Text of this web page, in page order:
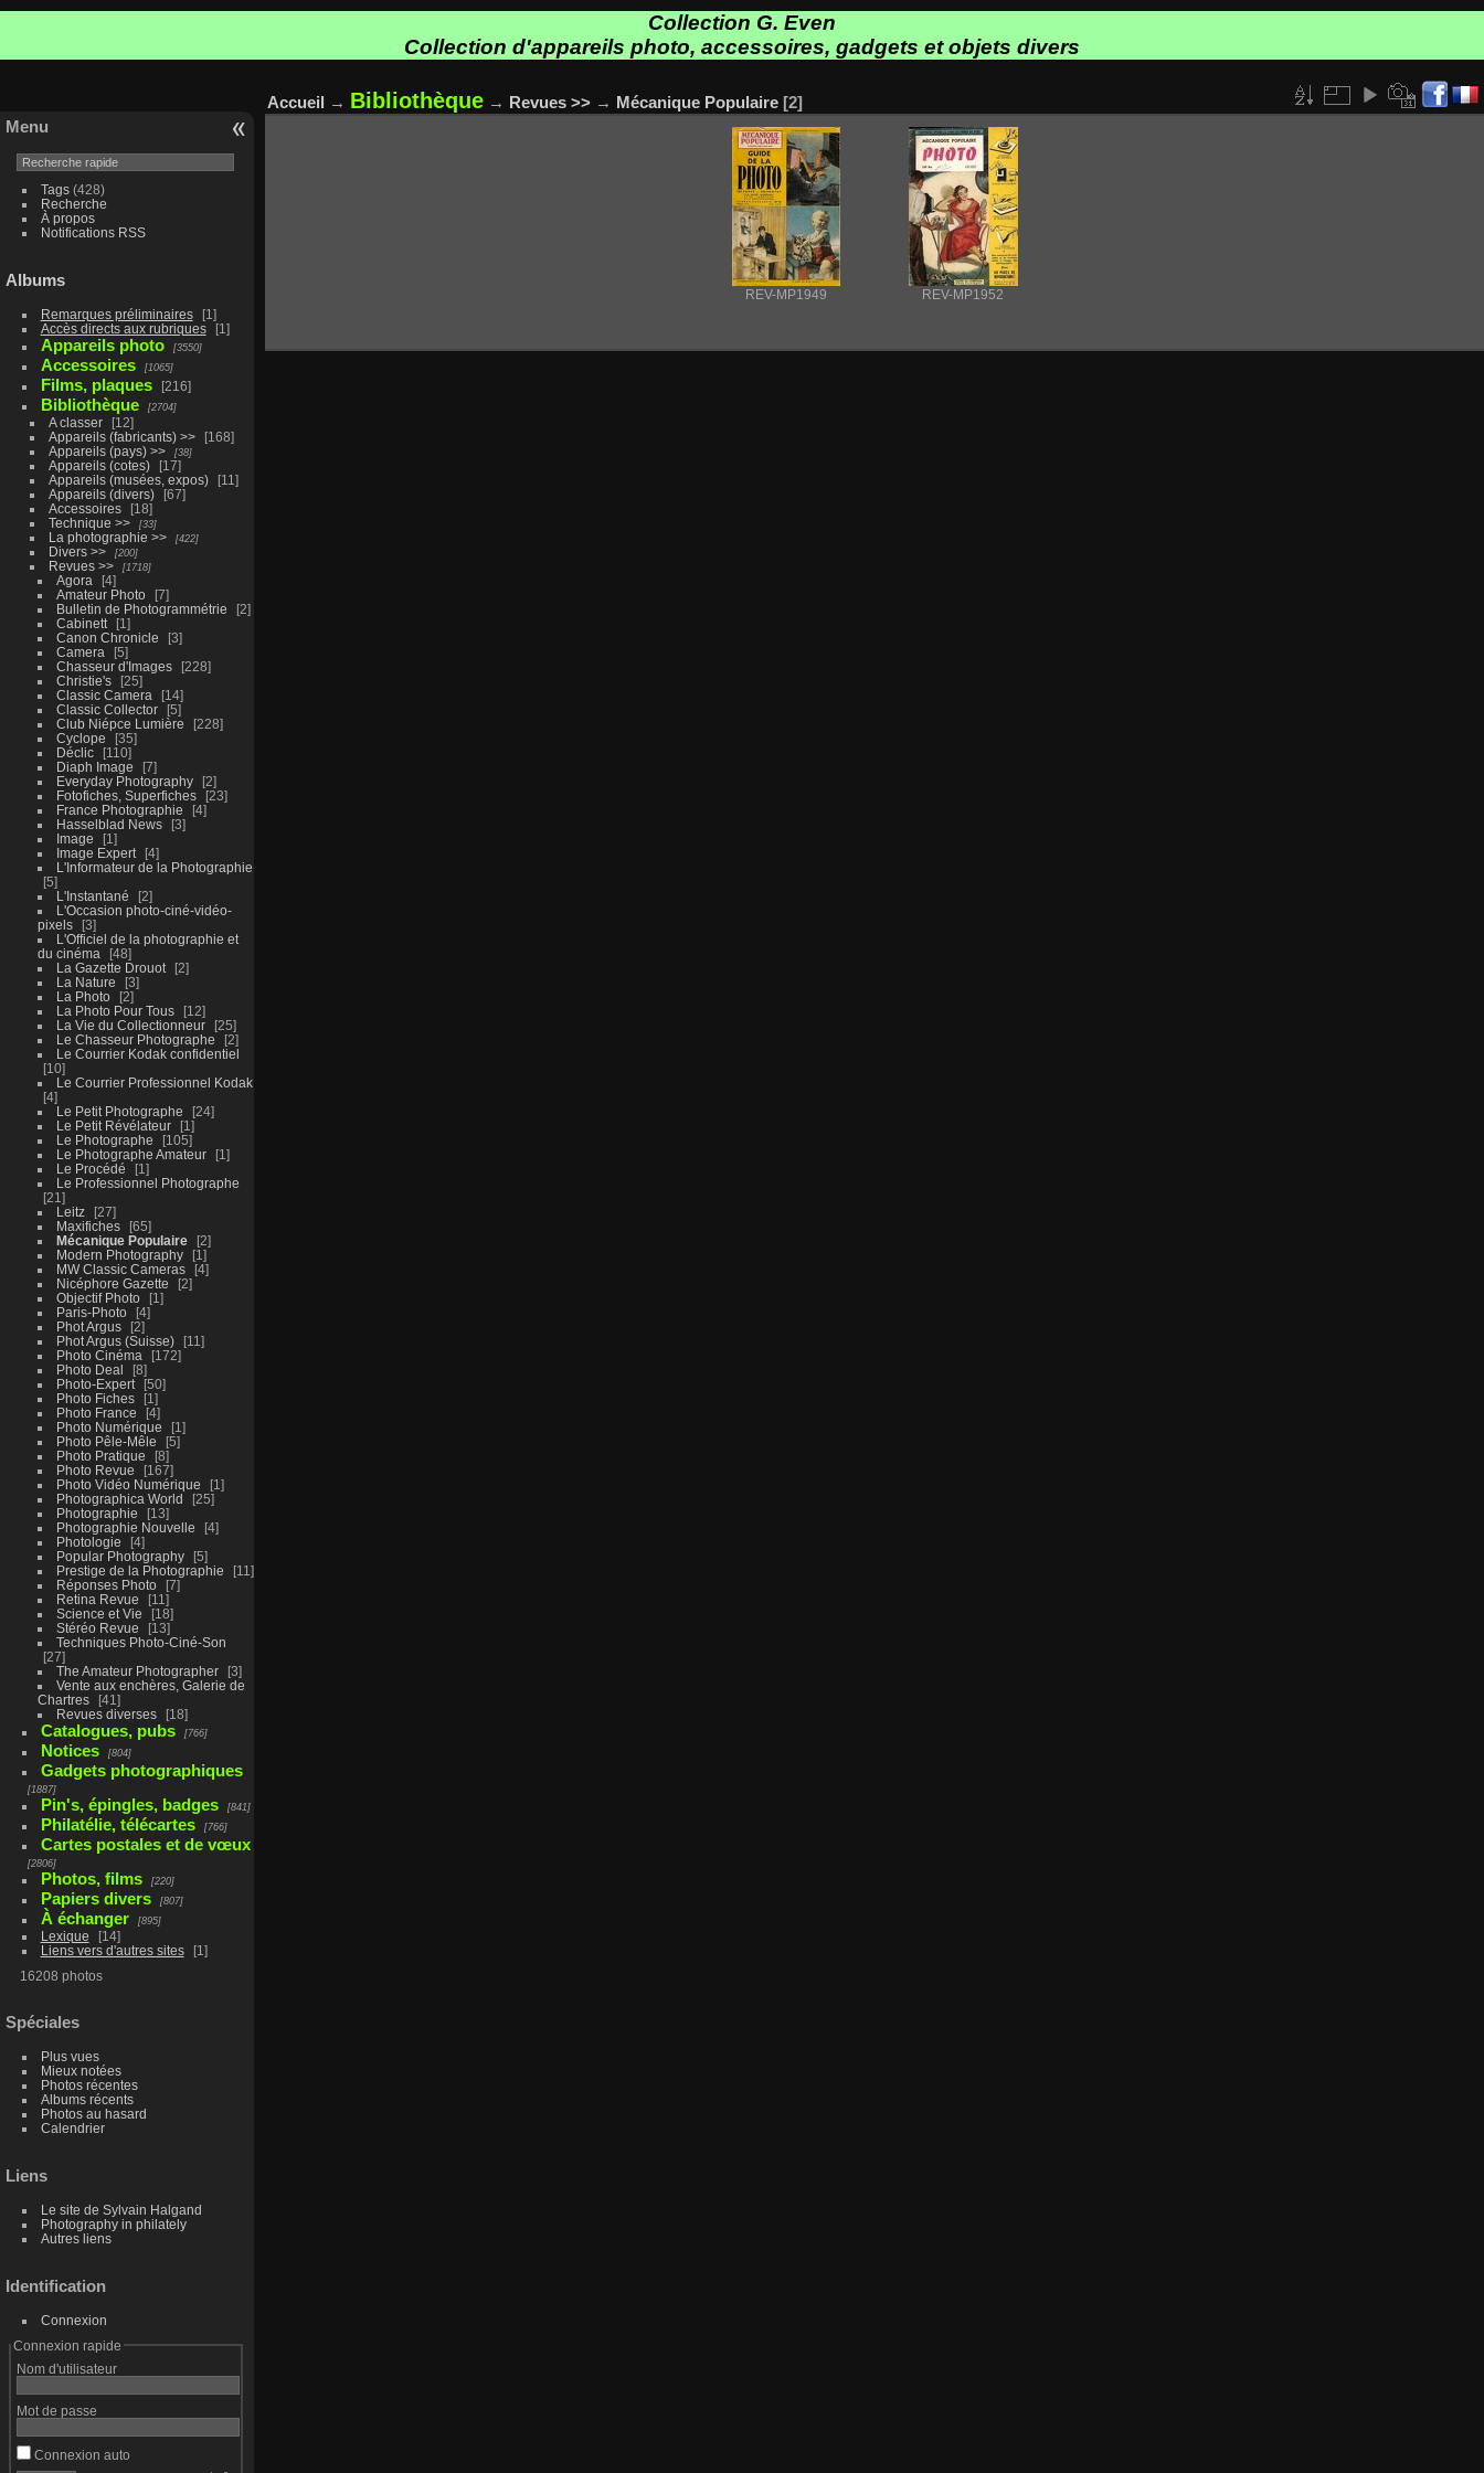
Collection G. Even
Collection d'appareils photo, accessoires, gadgets et objets divers
Menu
Tags(428)
Recherche
À propos
Notifications RSS
Albums
Remarques préliminaires
1
Accès directs aux rubriques
1
Appareils photo 3550
Accessoires 1065
Films, plaques 216
Bibliothèque 2704
A classer
12
Appareils (fabricants) >>
168
Appareils (pays) >>
38
Appareils (cotes)
17
Appareils (musées, expos)
11
Appareils (divers)
67
Accessoires
18
Technique >>
33
La photographie >> 422
Divers >> 200
Revues >> 1718
Agora
4
Amateur Photo
7
Bulletin de Photogrammétrie
2
Cabinett
1
Canon Chronicle
3
Camera
5
Chasseur d'Images
228
Christie's
25
Classic Camera
14
Classic Collector
5
Club Niépce Lumière
228
Cyclope
35
Déclic
110
Diaph Image
7
Everyday Photography
2
Fotofiches, Superfiches
23
France Photographie
4
Hasselblad News
3
Image
1
Image Expert
4
L'Informateur de la Photographie
5
L'Instantané
2
L'Occasion photo-ciné-vidéo-
pixels
3
L'Officiel de la photographie et
du cinéma
48
La Gazette Drouot
2
La Nature
3
La Photo
2
La Photo Pour Tous
12
La Vie du Collectionneur
25
Le Chasseur Photographe
2
Le Courrier Kodak confidentiel
10
Le Courrier Professionnel Kodak
4
Le Petit Photographe
24
Le Petit Révélateur
1
Le Photographe
105
Le Photographe Amateur
1
Le Procédé
1
Le Professionnel Photographe
21
Leitz
27
Maxifiches
65
Mécanique Populaire
2
Modern Photography
1
MW Classic Cameras
4
Nicéphore Gazette
2
Objectif Photo
1
Paris-Photo
4
Phot Argus
2
Phot Argus (Suisse)
11
Photo Cinéma
172
Photo Deal
8
Photo-Expert
50
Photo Fiches
1
Photo France
4
Photo Numérique
1
Photo Pêle-Mêle
5
Photo Pratique
8
Photo Revue
167
Photo Vidéo Numérique
1
Photographica World
25
Photographie
13
Photographie Nouvelle
4
Photologie
4
Popular Photography
5
Prestige de la Photographie
11
Réponses Photo
7
Retina Revue
11
Science et Vie
18
Stéréo Revue
13
Techniques Photo-Ciné-Son
27
The Amateur Photographer
3
Vente aux enchères, Galerie de
Chartres
41
Revues diverses
18
Catalogues, pubs 766
Notices 804
Gadgets photographiques
1887
Pin's, épingles, badges 841
Philatélie, télécartes 766
Cartes postales et de vœux
2806
Photos, films 220
Papiers divers 807
À échanger 895
Lexique
14
Liens vers d'autres sites
1
16208 photos
Spéciales
Plus vues
Mieux notées
Photos récentes
Albums récents
Photos au hasard
Calendrier
Liens
Le site de Sylvain Halgand
Photography in philately
Autres liens
Identification
Connexion
Connexion rapide
Nom d'utilisateur
Mot de passe
Connexion auto
Accueil → Bibliothèque → Revues >> → Mécanique Populaire 2
REV-MP1949 REV-MP1952